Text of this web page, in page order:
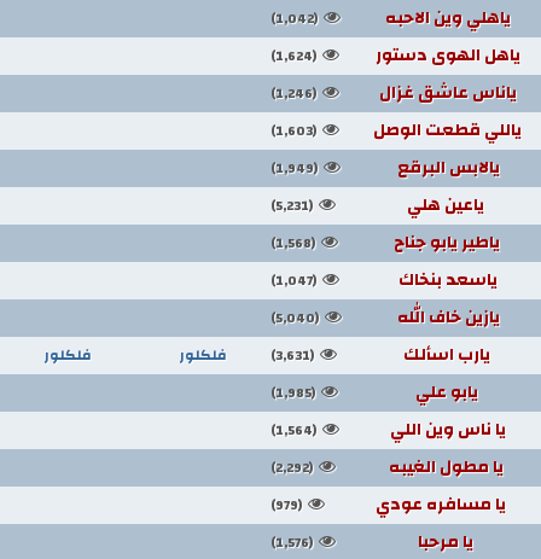
ياهلي وين الاحبه (1,042)
ياهل الهوى دستور (1,624)
ياناس عاشق غزال (1,246)
ياللي قطعت الوصل (1,603)
يالابس البرقع (1,949)
ياعين هلي (5,231)
ياطير يابو جناح (1,568)
ياسعد بنخاك (1,047)
يازين خاف الله (5,040)
يارب اسألك (3,631) فلكلور فلكلور
يابو علي (1,985)
يا ناس وين اللي (1,564)
يا مطول الغيبه (2,292)
يا مسافره عودي (979)
يا مرحبا (1,576)